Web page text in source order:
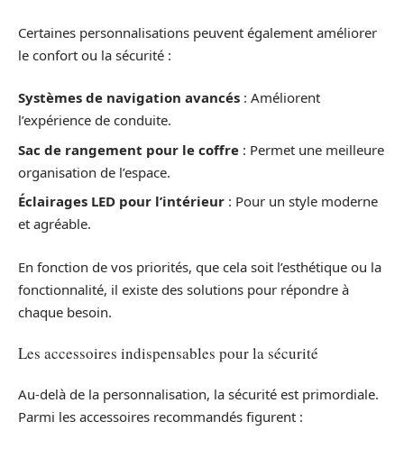
Certaines personnalisations peuvent également améliorer
le confort ou la sécurité :
Systèmes de navigation avancés : Améliorent
l’expérience de conduite.
Sac de rangement pour le coffre : Permet une meilleure
organisation de l’espace.
Éclairages LED pour l’intérieur : Pour un style moderne
et agréable.
En fonction de vos priorités, que cela soit l’esthétique ou la
fonctionnalité, il existe des solutions pour répondre à
chaque besoin.
Les accessoires indispensables pour la sécurité
Au-delà de la personnalisation, la sécurité est primordiale.
Parmi les accessoires recommandés figurent :